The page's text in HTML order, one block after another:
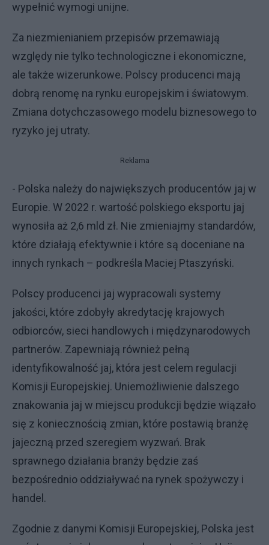
wypełnić wymogi unijne.
Za niezmienianiem przepisów przemawiają
względy nie tylko technologiczne i ekonomiczne,
ale także wizerunkowe. Polscy producenci mają
dobrą renomę na rynku europejskim i światowym.
Zmiana dotychczasowego modelu biznesowego to
ryzyko jej utraty.
Reklama
- Polska należy do największych producentów jaj w
Europie. W 2022 r. wartość polskiego eksportu jaj
wynosiła aż 2,6 mld zł. Nie zmieniajmy standardów,
które działają efektywnie i które są doceniane na
innych rynkach – podkreśla Maciej Ptaszyński.
Polscy producenci jaj wypracowali systemy
jakości, które zdobyły akredytację krajowych
odbiorców, sieci handlowych i międzynarodowych
partnerów. Zapewniają również pełną
identyfikowalność jaj, która jest celem regulacji
Komisji Europejskiej. Uniemożliwienie dalszego
znakowania jaj w miejscu produkcji będzie wiązało
się z koniecznością zmian, które postawią branżę
jajeczną przed szeregiem wyzwań. Brak
sprawnego działania branży będzie zaś
bezpośrednio oddziaływać na rynek spożywczy i
handel.
Zgodnie z danymi Komisji Europejskiej, Polska jest